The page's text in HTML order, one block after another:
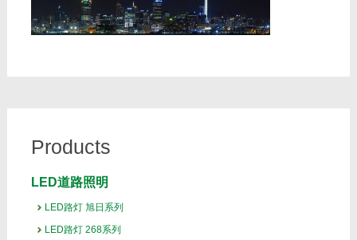
Products
LED道路照明
LED路灯 旭日系列
LED路灯 268系列